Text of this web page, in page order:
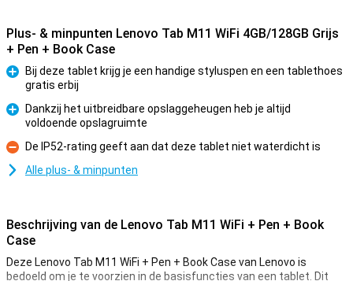
Plus- & minpunten Lenovo Tab M11 WiFi 4GB/128GB Grijs
+ Pen + Book Case
Pluspunt
Bij deze tablet krijg je een handige styluspen en een tablethoes
gratis erbij
Pluspunt
Dankzij het uitbreidbare opslaggeheugen heb je altijd
voldoende opslagruimte
Minpunt
De IP52-rating geeft aan dat deze tablet niet waterdicht is
Alle plus- & minpunten
Beschrijving van de Lenovo Tab M11 WiFi + Pen + Book
Case
Deze Lenovo Tab M11 WiFi + Pen + Book Case van Lenovo is
bedoeld om je te voorzien in de basisfuncties van een tablet. Dit